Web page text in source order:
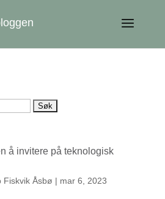
å invitere på teknologisk
Fiskvik Åsbø | mar 6, 2023